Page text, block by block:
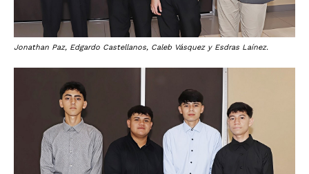
Jonathan Paz, Edgardo Castellanos, Caleb Vásquez y Esdras Laínez.